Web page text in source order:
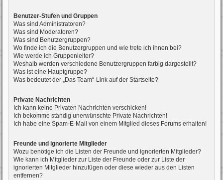
Benutzer-Stufen und Gruppen
Was sind Administratoren?
Was sind Moderatoren?
Was sind Benutzergruppen?
Wo finde ich die Benutzergruppen und wie trete ich ihnen bei?
Wie werde ich Gruppenleiter?
Weshalb werden verschiedene Benutzergruppen farbig dargestellt?
Was ist eine Hauptgruppe?
Was bedeutet der „Das Team“-Link auf der Startseite?
Private Nachrichten
Ich kann keine Privaten Nachrichten verschicken!
Ich bekomme ständig unerwünschte Private Nachrichten!
Ich habe eine Spam-E-Mail von einem Mitglied dieses Forums erhalten!
Freunde und ignorierte Mitglieder
Wozu benötige ich die Listen der Freunde und ignorierten Mitglieder?
Wie kann ich Mitglieder zur Liste der Freunde oder zur Liste der
ignorierten Mitglieder hinzufügen oder diese wieder aus den Listen
entfernen?